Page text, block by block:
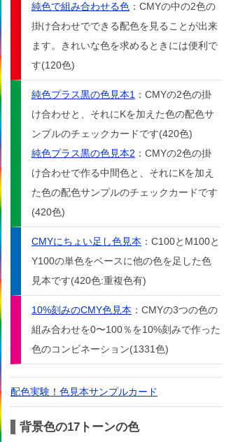
純色で組み合わせる色 ：CMYの中の2色の
掛け合わせでできる配色を見ることが出来
ます。きれいな色を求めるときには便利で
す(120色)
純色プラス黒の色見本1 ：CMYの2色の掛
け合わせと、それにKを加えた色の配色サ
ンプルのチェックカードです(420色)
純色プラス黒の色見本2 ：CMYの2色の掛
け合わせで作る中間色と、それにKを加え
た色の配色サンプルのチェックカードです
(420色)
CMYにちょい足し色見本 ：C100とM100と
Y100の単色をベースに他の色を足した色
見本です(420色:重複色有)
10%刻みのCMY色見本 ：CMYの3つの色の
組み合わせを0〜100％を10%刻みで作った
色のコンビネーション(1331色)
配色実験！色見本サンプルカード
背景色の17トーンの色